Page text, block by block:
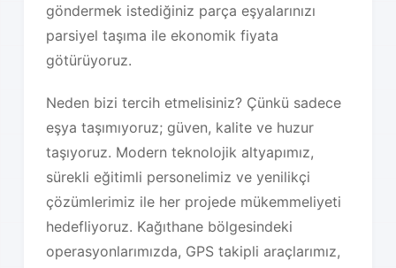
göndermek istediğiniz parça eşyalarınızı
parsiyel taşıma ile ekonomik fiyata
götürüyoruz.
Neden bizi tercih etmelisiniz? Çünkü sadece
eşya taşımıyoruz; güven, kalite ve huzur
taşıyoruz. Modern teknolojik altyapımız,
sürekli eğitimli personelimiz ve yenilikçi
çözümlerimiz ile her projede mükemmeliyeti
hedefliyoruz. Kağıthane bölgesindeki
operasyonlarımızda, GPS takipli araçlarımız,